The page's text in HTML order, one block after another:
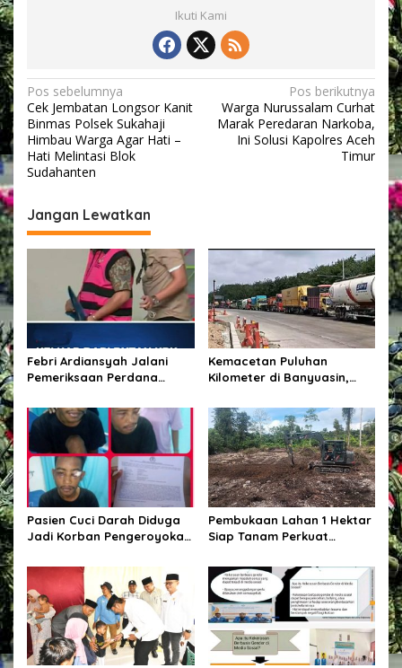
r
a
a
n
R
e
s
i
D
a
e
r
a
h
Ikuti Kami
N
a
v
i
a
s
o
s
Pos sebelumnya
Cek Jembatan Longsor Kanit
Binmas Polsek Sukahaji
Himbau Warga Agar Hati –
Hati Melintasi Blok
Sudahanten
Pos berikutnya
Warga Nurussalam Curhat
Marak Peredaran Narkoba,
Ini Solusi Kapolres Aceh
Timur
Jangan Lewatkan
Febri Ardiansyah Jalani
Pemeriksaan Perdana
Kejaksaan Agung
Kemacetan Puluhan
Kilometer di Banyuasin,
Perbaikan Jalan
Dipercepat
Pasien Cuci Darah Diduga
Jadi Korban Pengeroyokan
Minta Polisi Usut Tuntas
Kasus
Pembukaan Lahan 1 Hektar
Siap Tanam Perkuat